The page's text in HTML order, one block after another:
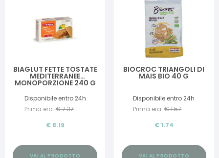
BIAGLUT FETTE TOSTATE
MEDITERRANEE
MONOPORZIONE 240 G
Disponibile entro 24h
Prima era: €7.37
€ 8.19
VAI AL PRODOTTO
BIOCROC TRIANGOLI DI
MAIS BIO 40 G
Disponibile entro 24h
Prima era: €1.57
€ 1.74
VAI AL PRODOTTO